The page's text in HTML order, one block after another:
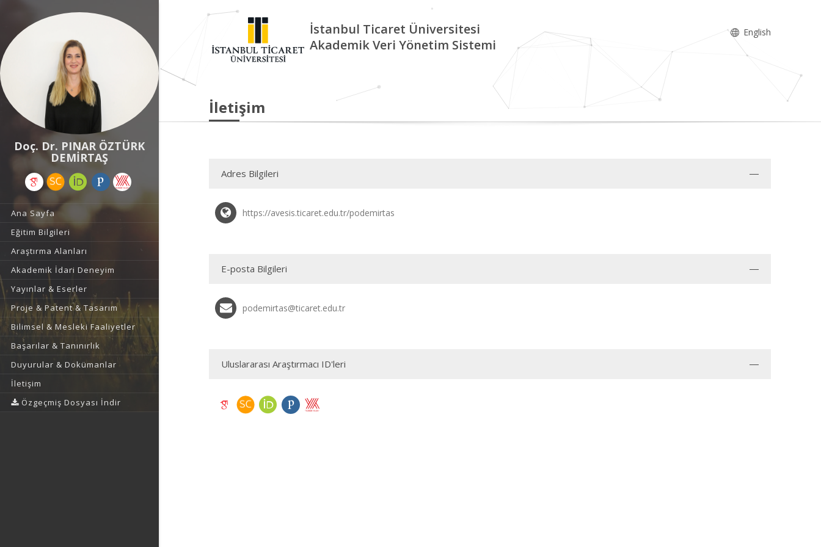
Doç. Dr. PINAR ÖZTÜRK
DEMİRTAŞ
Ana Sayfa
Eğitim Bilgileri
Araştırma Alanları
Akademik İdari Deneyim
Yayınlar & Eserler
Proje & Patent & Tasarım
Bilimsel & Mesleki Faaliyetler
Başarılar & Tanınırlık
Duyurular & Dokümanlar
İletişim
Özgeçmiş Dosyası İndir
İstanbul Ticaret Üniversitesi
Akademik Veri Yönetim Sistemi
English
İletişim
Adres Bilgileri
https://avesis.ticaret.edu.tr/podemirtas
E-posta Bilgileri
podemirtas@ticaret.edu.tr
Uluslararası Araştırmacı ID'leri